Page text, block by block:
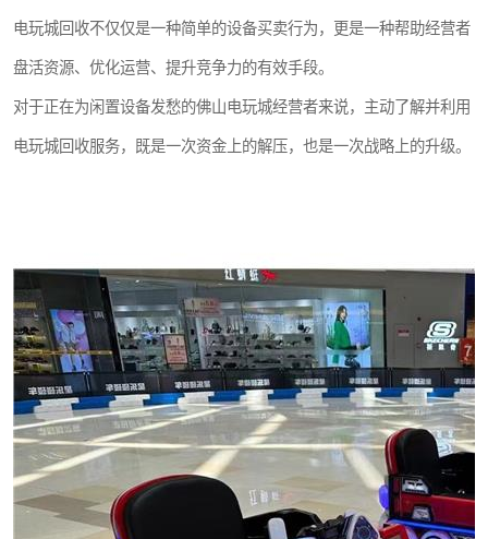
电玩城回收不仅仅是一种简单的设备买卖行为，更是一种帮助经营者
盘活资源、优化运营、提升竞争力的有效手段。
对于正在为闲置设备发愁的佛山电玩城经营者来说，主动了解并利用
电玩城回收服务，既是一次资金上的解压，也是一次战略上的升级。